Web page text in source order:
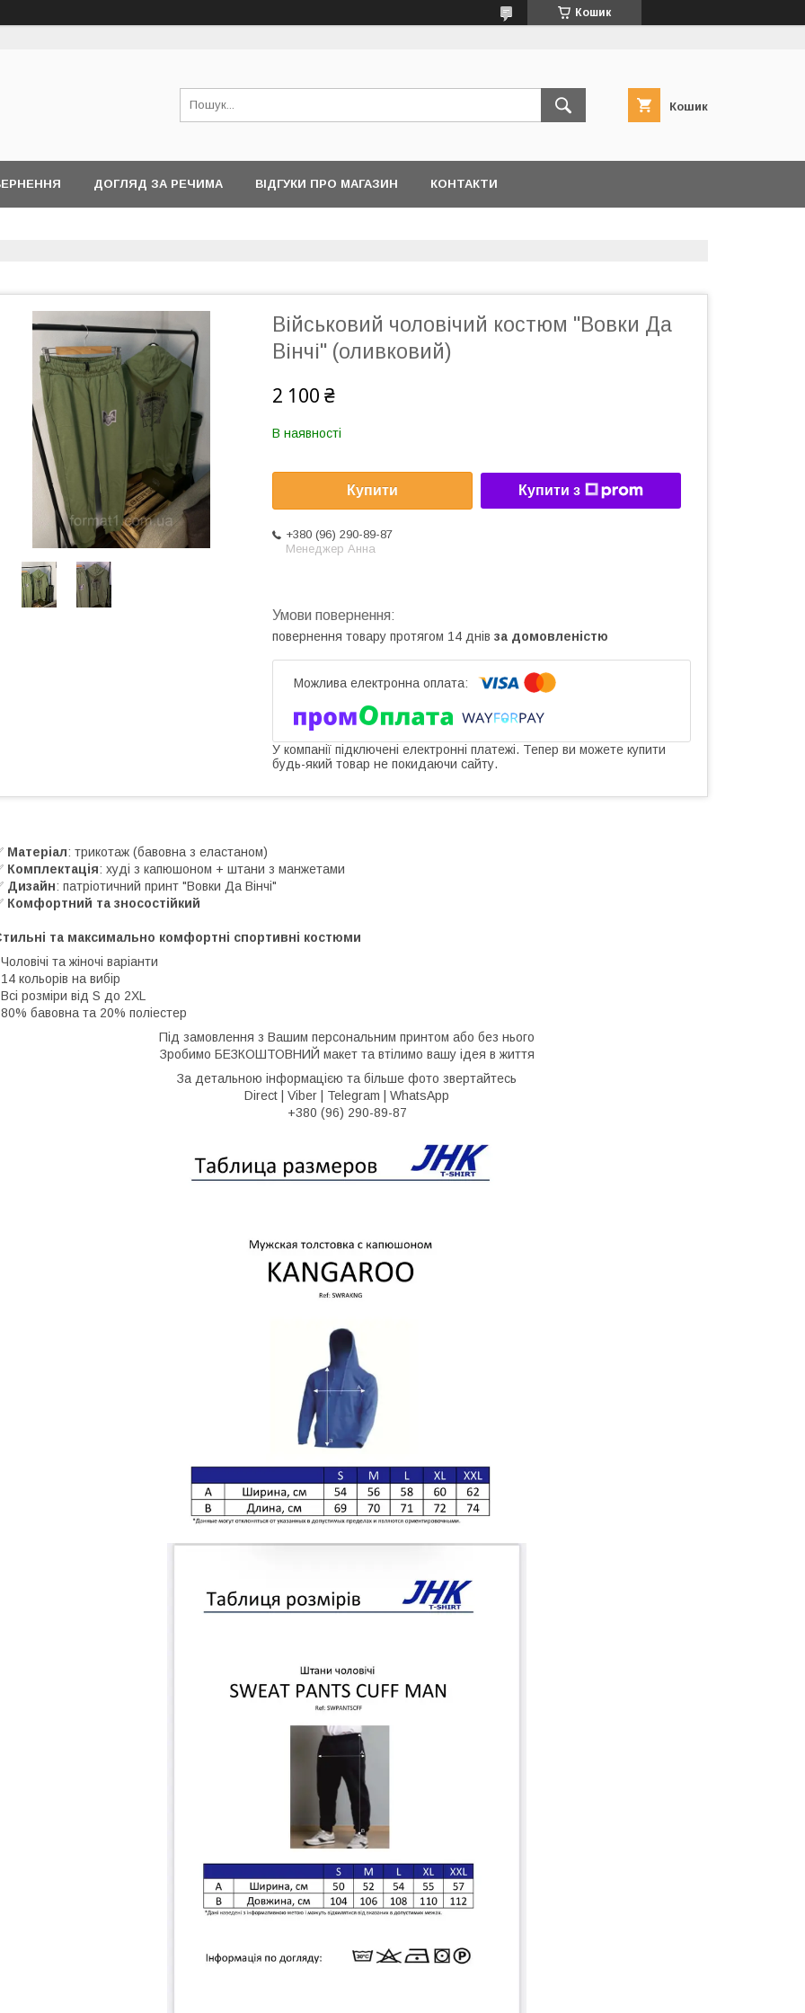
Кошик
Кошик
ДОГЛЯД ЗА РЕЧИМА ВІДГУКИ ПРО МАГАЗИН КОНТАКТИ
Військовий чоловічий костюм "Вовки Да
Вінчі" (оливковий)
2 100 ₴
В наявності
Купити Купити з
+380 (96) 290-89-87
Менеджер Анна
повернення товару протягом 14 днів за домовленістю
У компанії підключені електронні платежі. Тепер ви можете купити
будь-який товар не покидаючи сайту.
Матеріал: трикотаж (бавовна з еластаном)
Комплектація: худі з капюшоном + штани з манжетами
Дизайн: патріотичний принт "Вовки Да Вінчі"
Комфортний та зносостійкий
та максимально комфортні спортивні костюми
та жіночі варіанти
14 кольорів на вибір
Всі розміри від S до 2XL
80% бавовна та 20% поліестер
Під замовлення з Вашим персональним принтом або без нього
Зробимо БЕЗКОШТОВНИЙ макет та втілимо вашу ідея в життя
За детальною інформацією та більше фото звертайтесь
Direct | Viber | Telegram | WhatsApp
+380 (96) 290-89-87